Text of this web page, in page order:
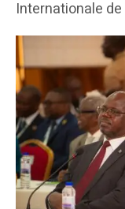
Internationale